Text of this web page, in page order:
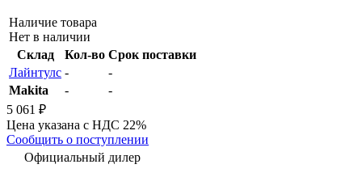
Наличие товара
Нет в наличии
Склад
Кол-во Срок поставки
Лайнтулс -
-
Makita
-
-
5 061 ₽
Цена указана с НДС 22%
Сообщить о поступлении
Официальный дилер